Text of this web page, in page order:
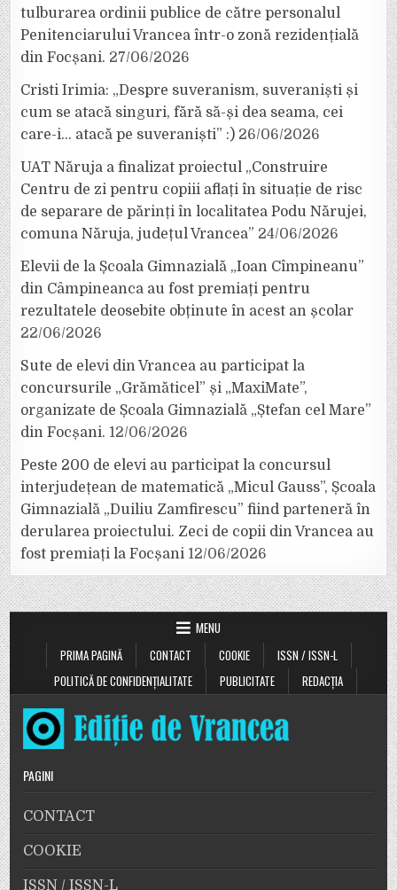
tulburarea ordinii publice de către personalul
Penitenciarului Vrancea într-o zonă rezidențială
din Focșani. 27/06/2026
Cristi Irimia: „Despre suveranism, suveraniști și
cum se atacă singuri, fără să-și dea seama, cei
care-i… atacă pe suveraniști” :) 26/06/2026
UAT Năruja a finalizat proiectul „Construire
Centru de zi pentru copiii aflați în situație de risc
de separare de părinți în localitatea Podu Nărujei,
comuna Năruja, județul Vrancea” 24/06/2026
Elevii de la Școala Gimnazială „Ioan Cîmpineanu”
din Câmpineanca au fost premiați pentru
rezultatele deosebite obținute în acest an școlar
22/06/2026
Sute de elevi din Vrancea au participat la
concursurile „Grămăticel” și „MaxiMate”,
organizate de Școala Gimnazială „Ștefan cel Mare”
din Focșani. 12/06/2026
Peste 200 de elevi au participat la concursul
interjudețean de matematică „Micul Gauss”, Școala
Gimnazială „Duiliu Zamfirescu” fiind parteneră în
derularea proiectului. Zeci de copii din Vrancea au
fost premiați la Focșani 12/06/2026
MENU
PRIMA PAGINĂ
CONTACT COOKIE
ISSN / ISSN-L
POLITICĂ DE CONFIDENȚIALITATE
PUBLICITATE REDACȚIA
PAGINI
CONTACT
COOKIE
ISSN / ISSN-L